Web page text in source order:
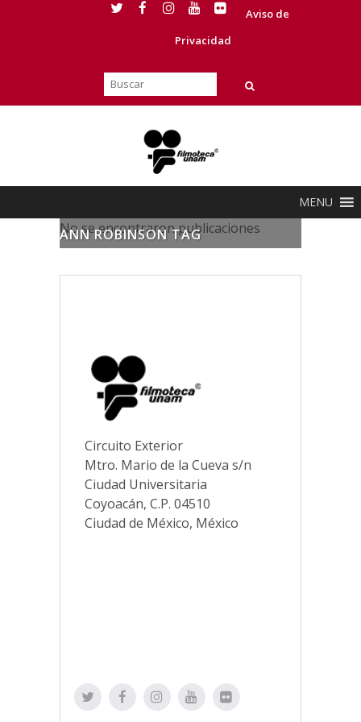
Aviso de
Privacidad
MENU
ANN ROBINSON TAG
No se encontraron publicaciones
Circuito Exterior
Mtro. Mario de la Cueva s/n
Ciudad Universitaria
Coyoacán, C.P. 04510
Ciudad de México, México